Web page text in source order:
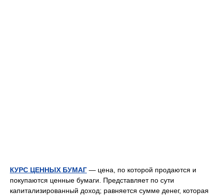
КУРС ЦЕННЫХ БУМАГ — цена, по которой продаются и
покупаются ценные бумаги. Представляет по сути
капитализированный доход; равняется сумме денег, которая